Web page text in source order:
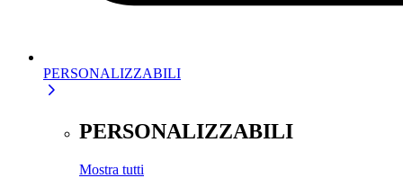
PERSONALIZZABILI
PERSONALIZZABILI
Mostra tutti